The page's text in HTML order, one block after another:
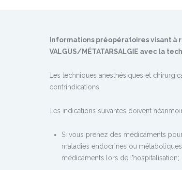
Informations préopératoires visant à
VALGUS/MÉTATARSALGIE avec la
Les techniques anesthésiques et
contrindications.
Les indications suivantes doivent
Si vous prenez des médicaments
maladies endocrines ou
médicaments lors de l’hospitalisation;